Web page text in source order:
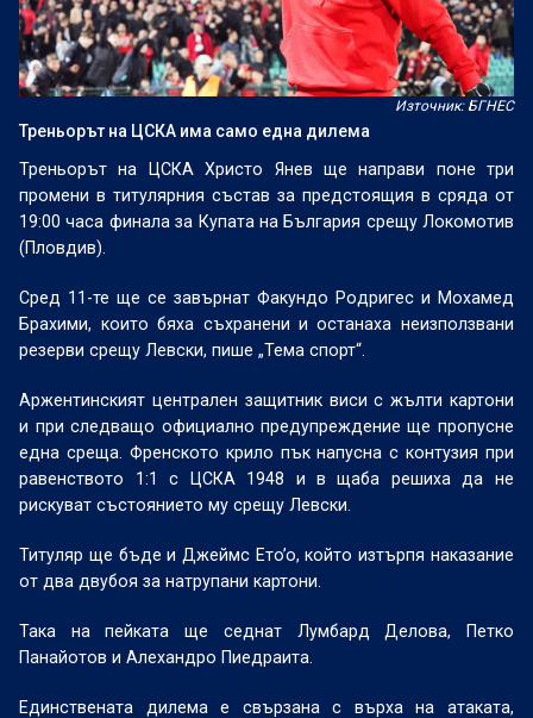
Източник: БГНЕС
Треньорът на ЦСКА има само една дилема
Треньорът на ЦСКА Христо Янев ще направи поне три
промени в титулярния състав за предстоящия в сряда от
19:00 часа финала за Купата на България срещу Локомотив
(Пловдив).
Сред 11-те ще се завърнат Факундо Родригес и Мохамед
Брахими, които бяха съхранени и останаха неизползвани
резерви срещу Левски, пише „Тема спорт“.
Аржентинският централен защитник виси с жълти картони
и при следващо официално предупреждение ще пропусне
една среща. Френското крило пък напусна с контузия при
равенството 1:1 с ЦСКА 1948 и в щаба решиха да не
рискуват състоянието му срещу Левски.
Титуляр ще бъде и Джеймс Eтo’o, който изтърпя наказание
от два двубоя за натрупани картони.
Така на пейката ще седнат Лумбард Делова, Петко
Панайотов и Алехандро Пиедраита.
Единствената дилема е свързана с върха на атаката,